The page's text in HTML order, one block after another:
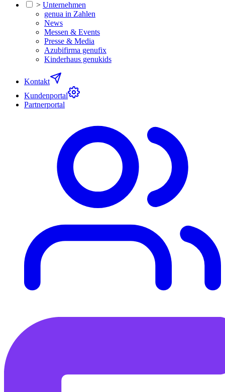
> Unternehmen
genua in Zahlen
News
Messen & Events
Presse & Media
Azubifirma genufix
Kinderhaus genukids
Kontakt
Kundenportal
Partnerportal